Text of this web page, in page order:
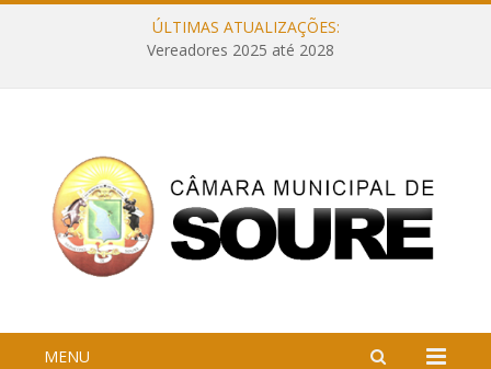
ÚLTIMAS ATUALIZAÇÕES:
Vereadores 2025 até 2028
MENU